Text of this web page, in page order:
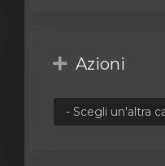
Azioni